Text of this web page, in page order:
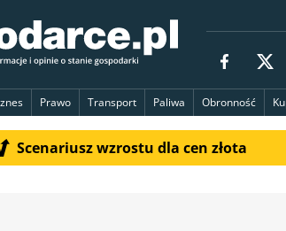
Prawo Transport Paliwa Obronność
Scenariusz wzrostu dla cen złota